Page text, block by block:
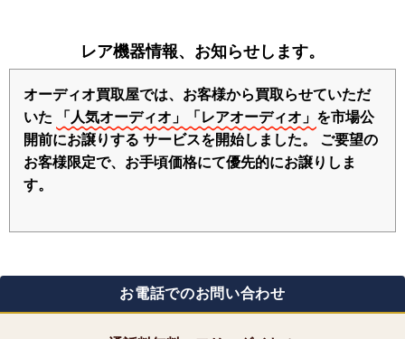
レア機器情報、お知らせします。
オーディオ買取屋では、お客様から買取らせていただ
いた
「人気オーディオ」「レアオーディオ」 を市場公
開前にお譲りする サービスを開始しました。
ご要望の
お客様限定で、お手頃価格にて優先的にお譲りしま
す。
お電話でのお問い合わせ